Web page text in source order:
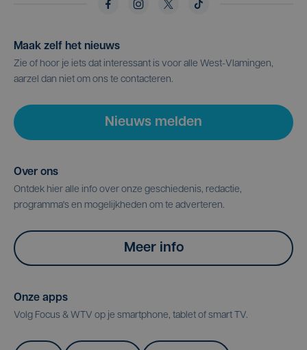
Maak zelf het nieuws
Zie of hoor je iets dat interessant is voor alle West-Vlamingen,
aarzel dan niet om ons te contacteren.
Nieuws melden
Over ons
Ontdek hier alle info over onze geschiedenis, redactie,
programma's en mogelijkheden om te adverteren.
Meer info
Onze apps
Volg Focus & WTV op je smartphone, tablet of smart TV.